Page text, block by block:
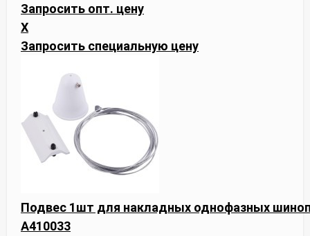
Запросить опт. цену
X
Запросить специальную цену
Подвес 1шт для накладных однофазных
A410033